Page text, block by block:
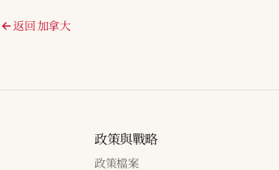
返回 加拿大
政策與戰略
政策檔案